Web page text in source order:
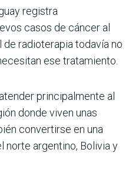
registra
casos de cáncer al
de radioterapia todavía no
ese tratamiento.
principalmente al
donde viven unas
convertirse en una
norte argentino, Bolivia y